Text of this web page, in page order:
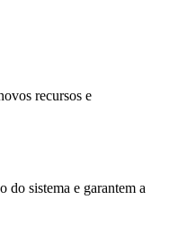
recursos e
do sistema e garantem a